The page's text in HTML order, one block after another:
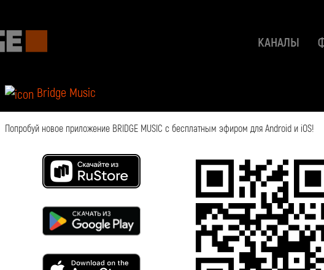
КАНАЛЫ
Bridge Music
Попробуй новое приложение BRIDGE MUSIC с бесплатным эфиром для Android и iOS!
TIME
2018-05-24 13:02:34
Смотрите также: